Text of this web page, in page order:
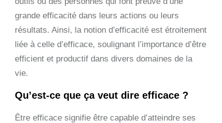
grande efficacité dans leurs actions ou leurs
résultats. Ainsi, la notion d’efficacité est étroitement
liée à celle d’efficace, soulignant l’importance d’être
efficient et productif dans divers domaines de la
vie.
Qu’est-ce que ça veut dire efficace ?
Être efficace signifie être capable d’atteindre ses